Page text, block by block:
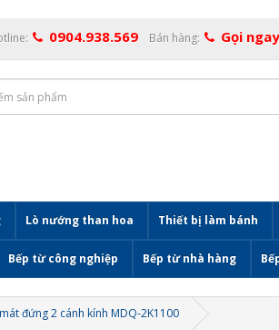
0904.938.569 Bán hàng: Gọi ngay
Lò nướng than hoa Thiết bị làm bánh
Bếp từ công nghiệp Bếp từ nhà hàng
đứng 2 cánh kính MDQ-2K1100